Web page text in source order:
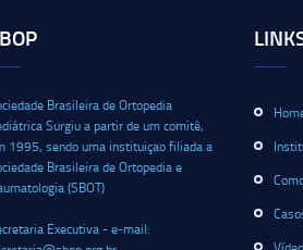
Brasileira de Ortopedia
Surgiu a partir de um comitê,
1995, sendo uma instituiçao filiada a
Brasileira de Ortopedia e
(SBOT)
Executiva - e-mail: